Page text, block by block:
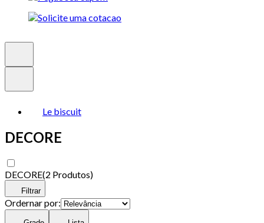
Le biscuit
DECORE
DECORE(2 Produtos)
Filtrar
Ordernar por: